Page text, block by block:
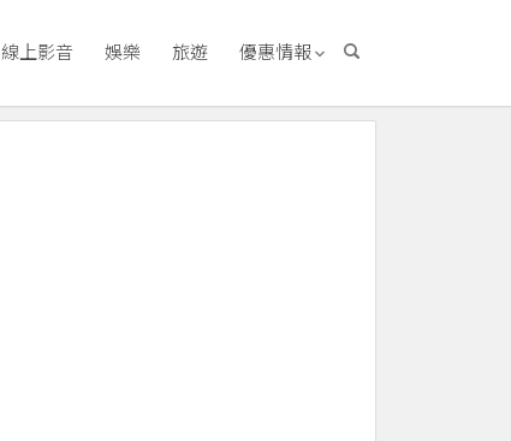
線上影音 娛樂 旅遊 優惠情報